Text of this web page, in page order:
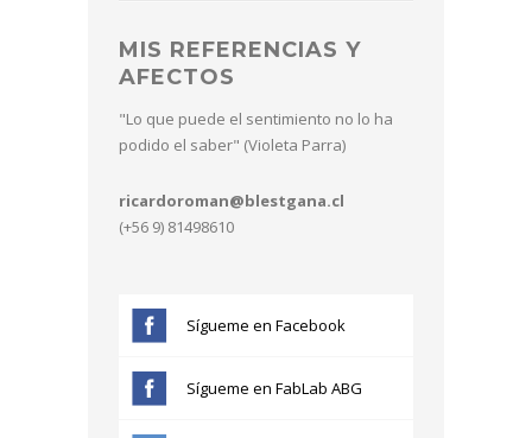
MIS REFERENCIAS Y
AFECTOS
"Lo que puede el sentimiento no lo ha
podido el saber" (Violeta Parra)
ricardoroman@blestgana.cl
(+56 9) 81498610
Sígueme en Facebook
Sígueme en FabLab ABG